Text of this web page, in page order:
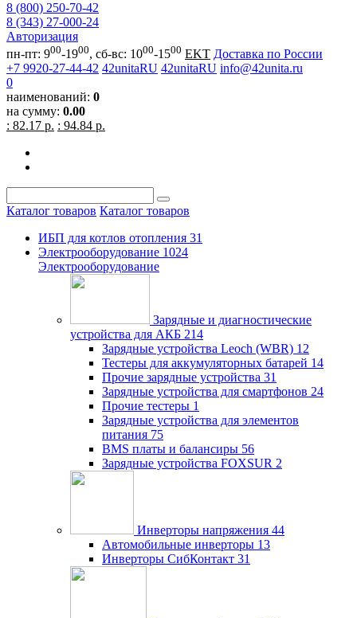
8 (800) 250-70-42
8 (343) 27-000-24
Авторизация
пн-пт: 900-1900, сб-вс: 1000-1500 EKT Доставка по России
+7 9920-27-44-42 42unitaRU 42unitaRU info@42unita.ru
0
наименований: 0
на сумму: 0.00
: 82.17 р. : 94.84 р.
Каталог товаров Каталог товаров
ИБП для котлов отопления 31
Электрооборудование 1024
Электрооборудование
Зарядные и диагностические
устройства для АКБ 214
Зарядные устройства Leoch (WBR) 12
Тестеры для аккумуляторных батарей 14
Прочие зарядные устройства 31
Зарядные устройства для смартфонов 24
Прочие тестеры 1
Зарядные устройства для элементов
питания 75
BMS платы и балансиры 56
Зарядные устройства FOXSUR 2
Инверторы напряжения 44
Автомобильные инверторы 13
Инверторы СибКонтакт 31